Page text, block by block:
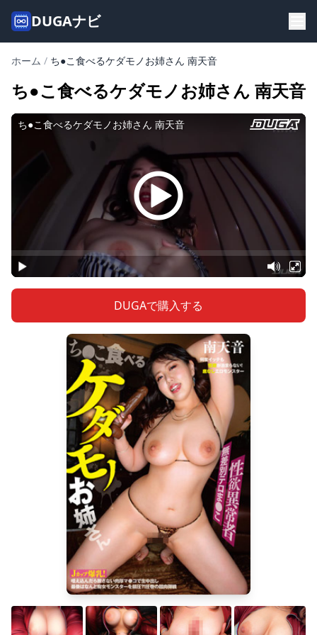
DUGAナビ
ホーム / ち●こ食べるケダモノお姉さん 南天音
ち●こ食べるケダモノお姉さん 南天音
DUGAで購入する